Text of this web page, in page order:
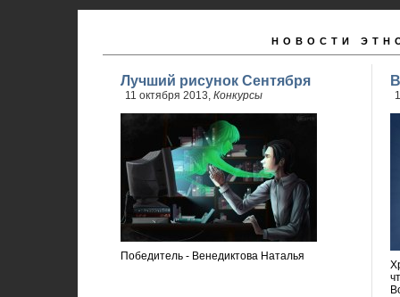
НОВОСТИ
Лучший рисунок Сентября
11 октября 2013, Конкурсы
Победитель - Венедиктова Наталья